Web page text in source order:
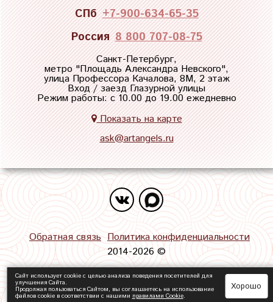
СПб +7-900-634-65-35
Россия 8 800 707-08-75
Санкт-Петербург,
метро "Площадь Александра Невского",
улица Профессора Качалова, 8М, 2 этаж
Вход / заезд Глазурной улицы
Режим работы: с 10.00 до 19.00 ежедневно
Показать на карте
ask@artangels.ru
Обратная связь Политика конфиденциальности
2014-2026 ©
Сайт использует cookie с целью анализа поведения посетителей для
улучшения Сайта.
Продолжая пользоваться Сайтом, вы соглашаетесь на использование
файлов cookie в соответствии с нашими правилами Сookie.
Хорошо